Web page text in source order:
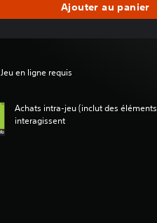
Ajouter au panier
Jeu en ligne requis
Achats intra-jeu (inclut des
interagissent